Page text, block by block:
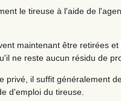
le tireuse à l'aide de
maintenant être retirées
ne reste aucun résidu de
privé, il suffit généralement
d'emploi du tireuse.